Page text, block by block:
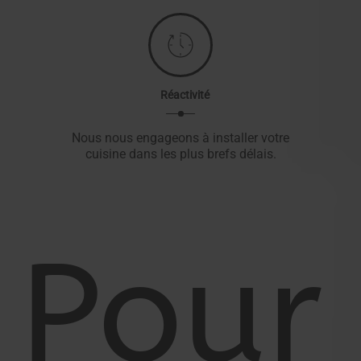
Réactivité
Nous nous engageons à installer votre
cuisine dans les plus brefs délais.
Pour